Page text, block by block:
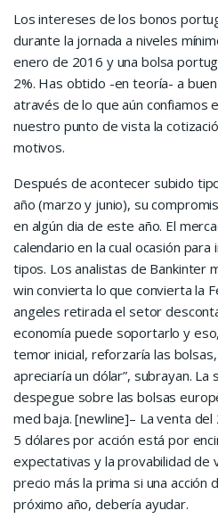
Los intereses de los bonos
durante la jornada a niveles
enero de 2016 y una bolsa
2%. Has obtido -en teoría- a
através de lo que aún confiamos
nuestro punto de vista la
motivos.
Después de acontecer subido
año (marzo y junio), su
en algún dia de este año. El
calendario en la cual ocasión
tipos. Los analistas de Bankinter
win convierta lo que convierta la
angeles retirada el setor
economía puede soportarlo y
temor inicial, reforzaría las
apreciaría un dólar”, subrayan. La
despegue sobre las bolsas
med baja. [newline]– La venta
5 dólares por acción está por
expectativas y la provabilidad de
precio más la prima si una acción
próximo año, debería ayudar.